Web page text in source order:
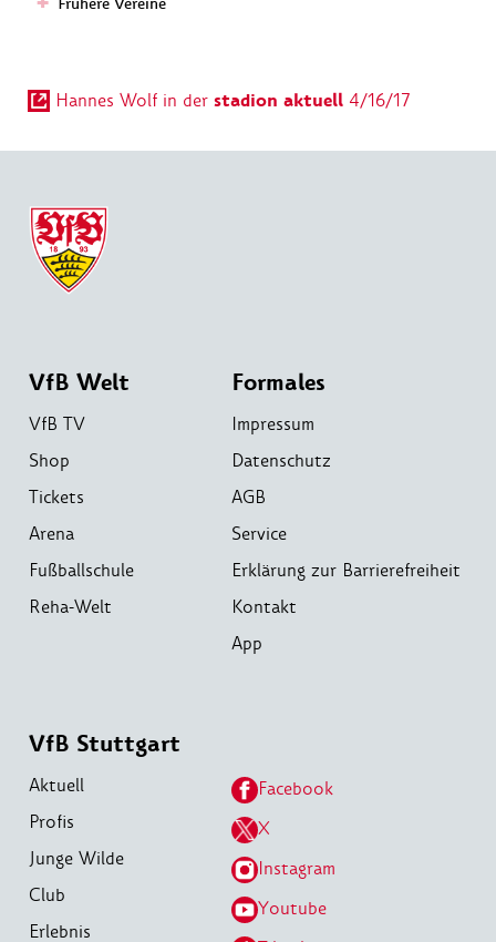
Hannes Wolf in der stadion aktuell 4/16/17
VfB Welt
VfB TV
Shop
Tickets
Arena
Fußballschule
Reha-Welt
Formales
Impressum
Datenschutz
AGB
Service
Erklärung zur Barrierefreiheit
Kontakt
App
VfB Stuttgart
Aktuell
Profis
Junge Wilde
Club
Erlebnis
Facebook
X
Instagram
Youtube